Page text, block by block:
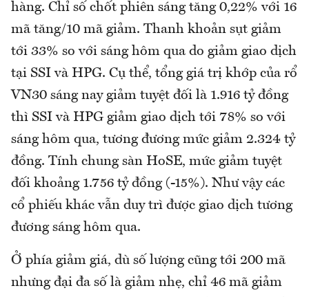
hàng. Chỉ số chốt phiên sáng tăng 0,22% với 16
mã tăng/10 mã giảm. Thanh khoản sụt giảm
tới 33% so với sáng hôm qua do giảm giao dịch
tại SSI và HPG. Cụ thể, tổng giá trị khớp của rổ
VN30 sáng nay giảm tuyệt đối là 1.916 tỷ đồng
thì SSI và HPG giảm giao dịch tới 78% so với
sáng hôm qua, tương đương mức giảm 2.324 tỷ
đồng. Tính chung sàn HoSE, mức giảm tuyệt
đối khoảng 1.756 tỷ đồng (-15%). Như vậy các
cổ phiếu khác vẫn duy trì được giao dịch tương
đương sáng hôm qua.
Ở phía giảm giá, dù số lượng cũng tới 200 mã
nhưng đại đa số là giảm nhẹ, chỉ 46 mã giảm